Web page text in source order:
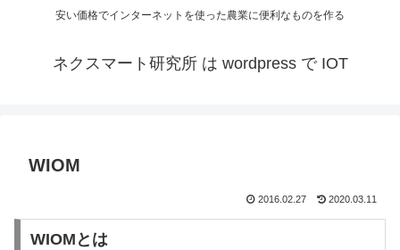
安い価格でインターネットを使った農業に便利なものを作る
ネクスマート研究所 は wordpress で IOT
WIOM
2016.02.27 2020.03.11
WIOMとは